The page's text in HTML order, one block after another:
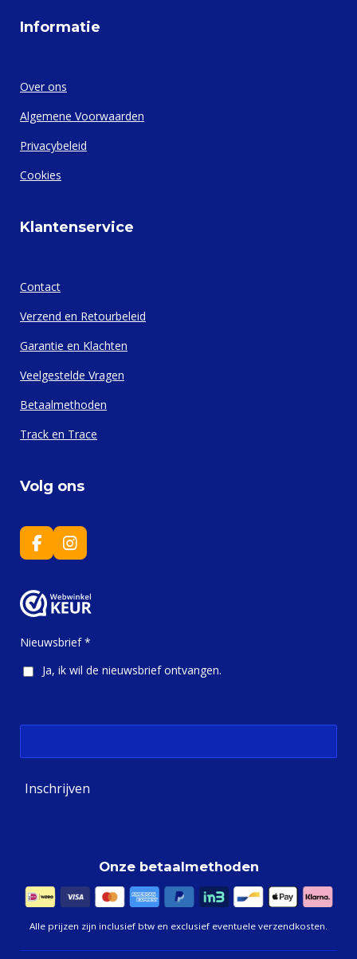
Informatie
Over ons
Algemene Voorwaarden
Privacybeleid
Cookies
Klantenservice
Contact
Verzend en Retourbeleid
Garantie en Klachten
Veelgestelde Vragen
Betaalmethoden
Track en Trace
Volg ons
F
a
e
b
o
I
n
t
a
r
m
Nieuwsbrief *
Ja, ik wil de nieuwsbrief ontvangen.
Inschrijven
Onze betaalmethoden
Alle prijzen zijn inclusief btw en exclusief eventuele verzendkosten.